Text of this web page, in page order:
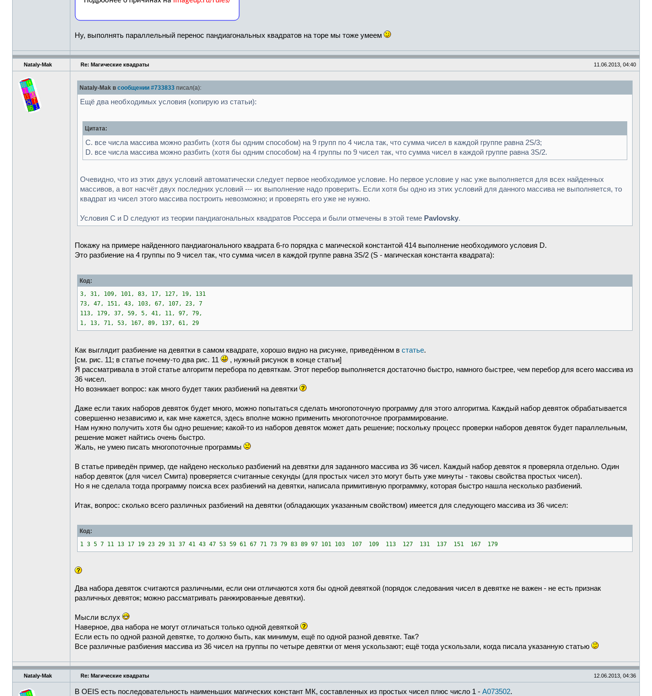
Ну, выполнять параллельный перенос пандиагональных квадратов на торе мы тоже умеем
Nataly-Mak Re: Магические квадраты 11.06.2013, 04:40
Nataly-Mak в сообщении #733833 писал(а):
Ещё два необходимых условия (копирую из статьи):
Цитата:
С. все числа массива можно разбить (хотя бы одним способом) на 9 групп по 4 числа так, что сумма чисел в каждой группе равна 2S/3;
D. все числа массива можно разбить (хотя бы одним способом) на 4 группы по 9 чисел так, что сумма чисел в каждой группе равна 3S/2.
Очевидно, что из этих двух условий автоматически следует первое необходимое условие. Но первое условие у нас уже выполняется для всех найденных
массивов, а вот насчёт двух последних условий --- их выполнение надо проверить. Если хотя бы одно из этих условий для данного массива не выполняется, то
квадрат из чисел этого массива построить невозможно; и проверять его уже не нужно.
Условия C и D следуют из теории пандиагональных квадратов Россера и были отмечены в этой теме Pavlovsky.
Покажу на примере найденного пандиагонального квадрата 6-го порядка с магической константой 414 выполнение необходимого условия D.
Это разбиение на 4 группы по 9 чисел так, что сумма чисел в каждой группе равна 3S/2 (S - магическая константа квадрата):
Код:
3, 31, 109, 101, 83, 17, 127, 19, 131
73, 47, 151, 43, 103, 67, 107, 23, 7
113, 179, 37, 59, 5, 41, 11, 97, 79,
1, 13, 71, 53, 167, 89, 137, 61, 29
Как выглядит разбиение на девятки в самом квадрате, хорошо видно на рисунке, приведённом в статье.
[см. рис. 11; в статье почему-то два рис. 11
, нужный рисунок в конце статьи]
Я рассматривала в этой статье алгоритм перебора по девяткам. Этот перебор выполняется достаточно быстро, намного быстрее, чем перебор для всего массива из
36 чисел.
Но возникает вопрос: как много будет таких разбиений на девятки
Даже если таких наборов девяток будет много, можно попытаться сделать многопоточную программу для этого алгоритма. Каждый набор девяток обрабатывается
совершенно независимо и, как мне кажется, здесь вполне можно применить многопоточное программирование.
Нам нужно получить хотя бы одно решение; какой-то из наборов девяток может дать решение; поскольку процесс проверки наборов девяток будет параллельным,
решение может найтись очень быстро.
Жаль, не умею писать многопоточные программы
В статье приведён пример, где найдено несколько разбиений на девятки для заданного массива из 36 чисел. Каждый набор девяток я проверяла отдельно. Один
набор девяток (для чисел Смита) проверяется считанные секунды (для простых чисел это могут быть уже минуты - таковы свойства простых чисел).
Но я не сделала тогда программу поиска всех разбиений на девятки, написала примитивную программку, которая быстро нашла несколько разбиений.
Итак, вопрос: сколько всего различных разбиений на девятки (обладающих указанным свойством) имеется для следующего массива из 36 чисел:
Код:
1 3 5 7 11 13 17 19 23 29 31 37 41 43 47 53 59 61 67 71 73 79 83 89 97 101 103 107 109 113 127 131 137 151 167 179
Два набора девяток считаются различными, если они отличаются хотя бы одной девяткой (порядок следования чисел в девятке не важен - не есть признак
различных девяток; можно рассматривать ранжированные девятки).
Мысли вслух
Наверное, два набора не могут отличаться только одной девяткой
Если есть по одной разной девятке, то должно быть, как минимум, ещё по одной разной девятке. Так?
Все различные разбиения массива из 36 чисел на группы по четыре девятки от меня ускользают; ещё тогда ускользали, когда писала указанную статью
Nataly-Mak Re: Магические квадраты 12.06.2013, 04:36
В OEIS есть последовательность наименьших магических констант МК, составленных из простых чисел плюс число 1 - A073502.